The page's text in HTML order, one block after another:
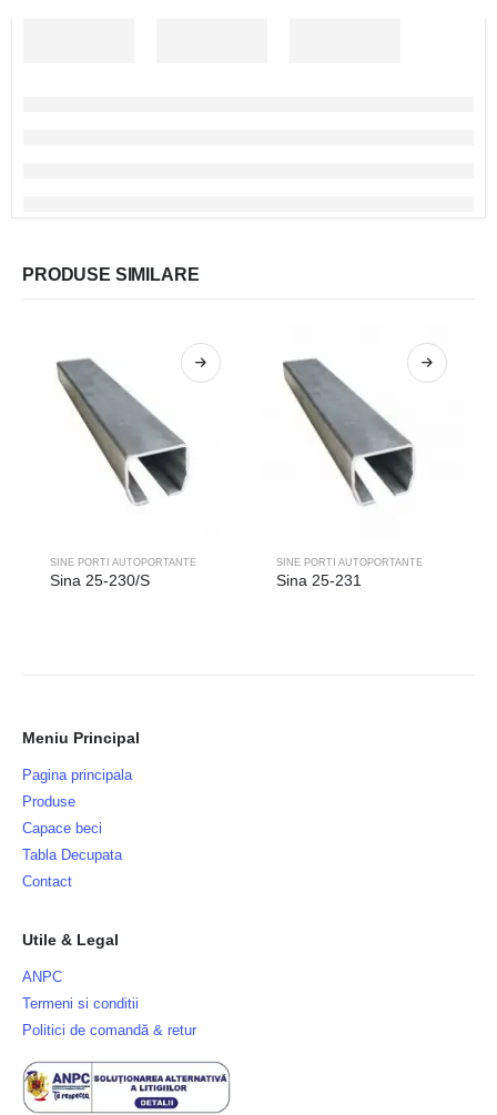
PRODUSE SIMILARE
SINE PORTI AUTOPORTANTE
Sina 25-230/S
SINE PORTI AUTOPORTANTE
Sina 25-231
Meniu Principal
Pagina principala
Produse
Capace beci
Tabla Decupata
Contact
Utile & Legal
ANPC
Termeni si conditii
Politici de comandă & retur